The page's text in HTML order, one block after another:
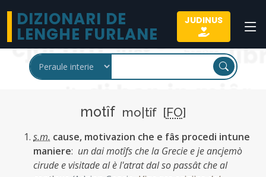
DIZIONARI DE
LENGHE FURLANE
JUDINUS
motîf mo|tîf [FO]
s.m. cause, motivazion che e fâs procedi intune
maniere: un dai motîfs che la Grecie e je ancjemò
cirude e visitade al è l'atrat dal so passât che al